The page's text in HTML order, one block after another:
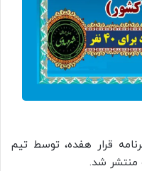
قرار هفده، توسط تیم
منتشر شد.